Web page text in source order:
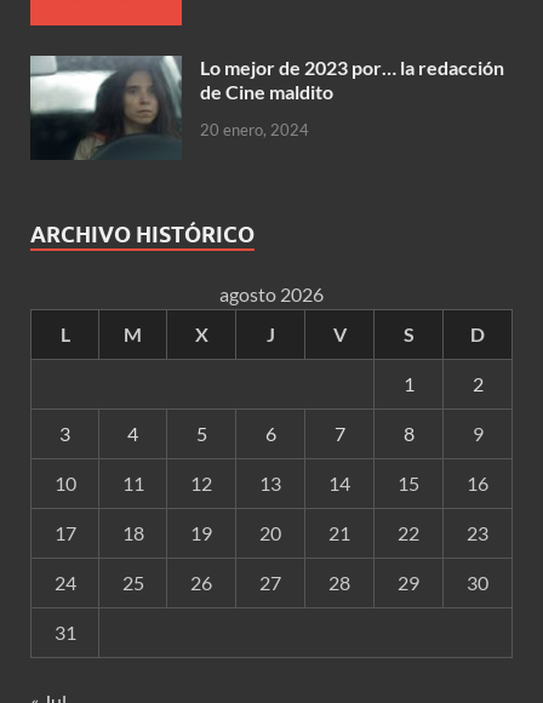
Lo mejor de 2023 por… la redacción
de Cine maldito
20 enero, 2024
ARCHIVO HISTÓRICO
agosto 2026
L
M X J V S D
1 2
3 4 5 6 7 8 9
10 11 12 13 14 15 16
17 18 19 20 21 22 23
24 25 26 27 28 29 30
31